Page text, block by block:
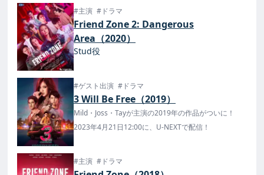
で、Uncut VersionはYouTubeのメンバーシップ(有料)
に加入で視聴が可能！
#主演 #ドラマ
Friend Zone 2: Dangerous
Area（2020）
Stud役
#ゲスト出演 #ドラマ
3 Will Be Free（2019）
Mild・Joss・Tayが主演の2019年の作品がついに！
2023年4月21日12:00に、U-NEXTで配信！
#主演 #ドラマ